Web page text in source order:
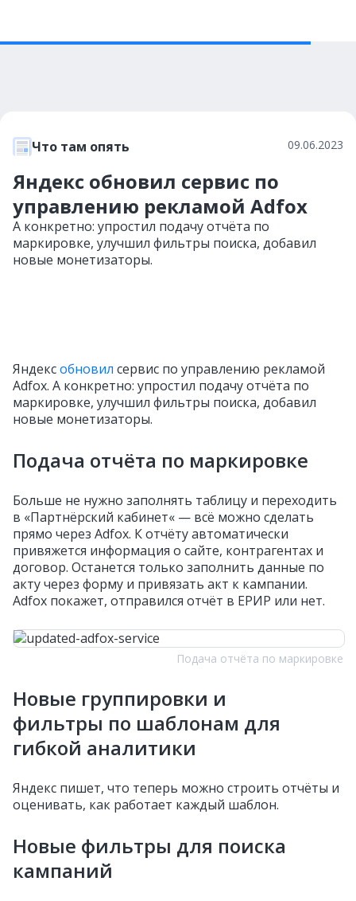
Что там опять 09.06.2023
Яндекс обновил сервис по
управлению рекламой Adfox
А конкретно: упростил подачу отчёта по
маркировке, улучшил фильтры поиска, добавил
новые монетизаторы.
Яндексобновил сервис по управлению рекламой
Adfox. А конкретно: упростил подачу отчёта по
маркировке, улучшил фильтры поиска, добавил
новые монетизаторы.
Подача отчёта по маркировке
Больше не нужно заполнять таблицу и переходить
в «Партнёрский кабинет« — всё можно сделать
прямо через Adfox. К отчёту автоматически
привяжется информация о сайте, контрагентах и
договор. Останется только заполнить данные по
акту через форму и привязать акт к кампании.
Adfox покажет, отправился отчёт в ЕРИР или нет.
Подача отчёта по маркировке
Новые группировки и
фильтры по шаблонам для
гибкой аналитики
Яндекс пишет, что теперь можно строить отчёты и
оценивать, как работает каждый шаблон.
Новые фильтры для поиска
кампаний